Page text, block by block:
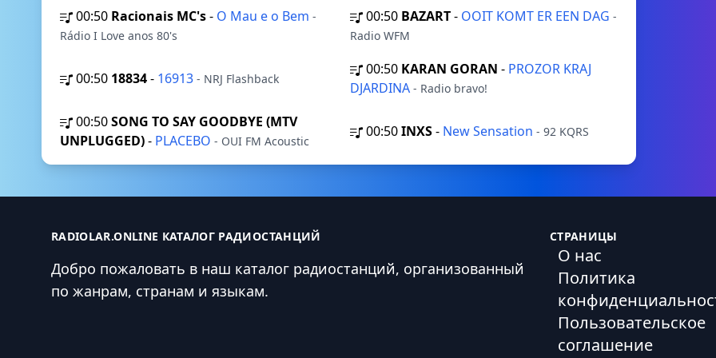
00:50 Racionais MC's- O Mau e o Bem -
Rádio I Love anos 80's
00:50 BAZART- OOIT KOMT ER EEN DAG -
Radio WFM
00:50 18834- 16913 - NRJ Flashback
00:50 KARAN GORAN - PROZOR KRAJ
DJARDINA - Radio bravo!
00:50SONG TO SAY GOODBYE (MTV
UNPLUGGED)- PLACEBO - OUI FM Acoustic
00:50INXS- New Sensation - 92 KQRS
RADIOLAR.ONLINE КАТАЛОГ РАДИОСТАНЦИЙ
Добро пожаловать в наш каталог радиостанций, организованный
по жанрам, странам и языкам.
СТРАНИЦЫ
О нас
Политика
Пользовательское
соглашение